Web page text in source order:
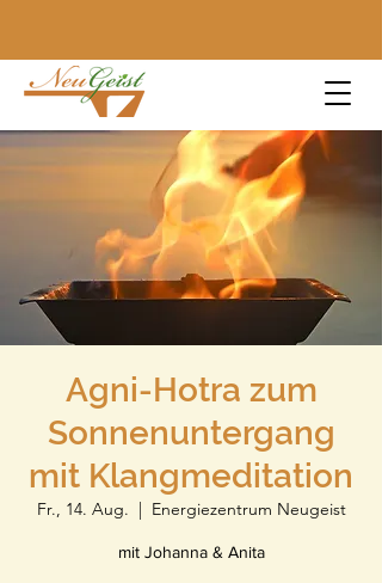
Agni-Hotra zum
Sonnenuntergang
mit Klangmeditation
Fr., 14. Aug.
  |
Energiezentrum Neugeist
mit Johanna & Anita